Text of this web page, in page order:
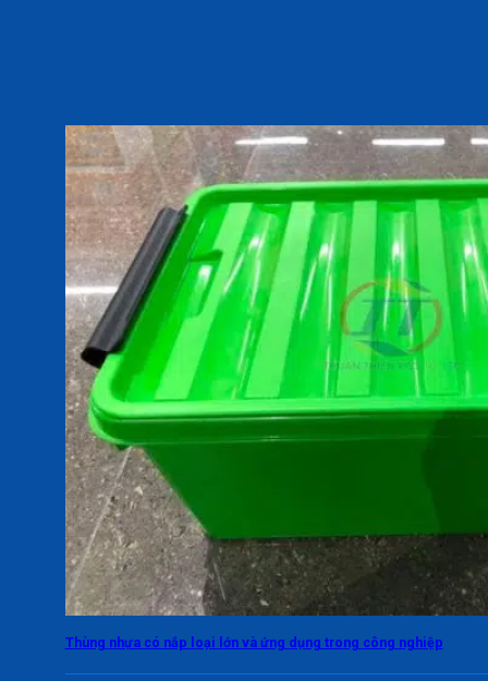
Thùng nhựa có nắp loại lớn và ứng dụng trong công nghiệp